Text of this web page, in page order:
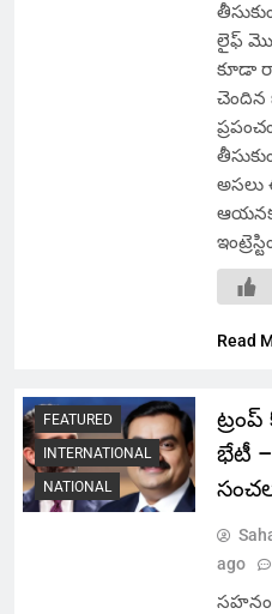
లైఫ్
కూడా
చెందిన
అసలు
Read
FEATURED
INTERNATIONAL
NATIONAL
భేటీ
ago